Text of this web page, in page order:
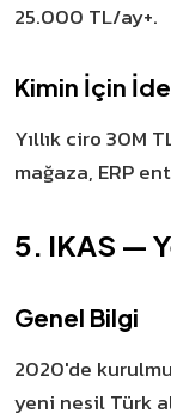
25.000 TL/ay+.
Kimin İçin
Yıllık ciro 30M
mağaza, ERP
5. IKAS —
Genel Bilgi
2020'de
yeni nesil Türk